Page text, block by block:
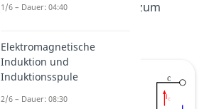
tatsächlich vom Kollektor zum
1/6 – Dauer: 04:40
Elektromagnetische
Induktion und
Induktionsspule
2/6 – Dauer: 08:30